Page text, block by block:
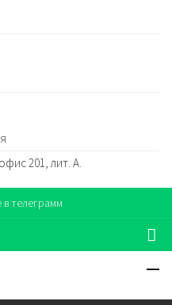
201, лит. А.
телеграмм